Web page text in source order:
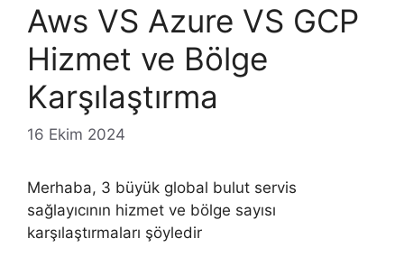
Aws VS Azure VS GCP
Hizmet ve Bölge
Karşılaştırma
16 Ekim 2024
Merhaba, 3 büyük global bulut servis
sağlayıcının hizmet ve bölge sayısı
karşılaştırmaları şöyledir